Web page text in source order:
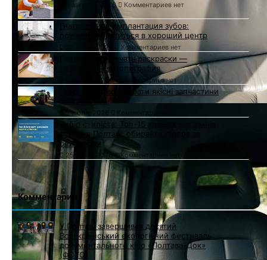
6 августа, 2026 Комментариев нет
Гнатология и имплантация зубов:
причины обратиться в хороший центр
28 июля, 2026 Комментариев нет
Где заказать печать раскраски —
качественная полиграфия
9 июля, 2026 Комментариев нет
Чому важливо обирати якісні запчастини
9 июля, 2026
Вибір стиліста: Топ-15 кращих магазинів
взуття у Полтаві: обирайте лідера за
рейтингом
25 июня, 2026 Комментариев нет
Комментарии
У Полтаві завершився десятий
Всеукраїнський екологічний фестиваль
документального кіно «Полтава-Док»
(ФОТО)